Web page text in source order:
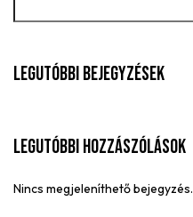
Legutóbbi Bejegyzések
Legutóbbi Hozzászólások
Nincs megjeleníthető bejegyzés.